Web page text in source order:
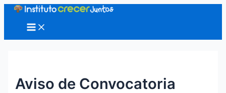
contenido
Main
Menu
Aviso de Convocatoria